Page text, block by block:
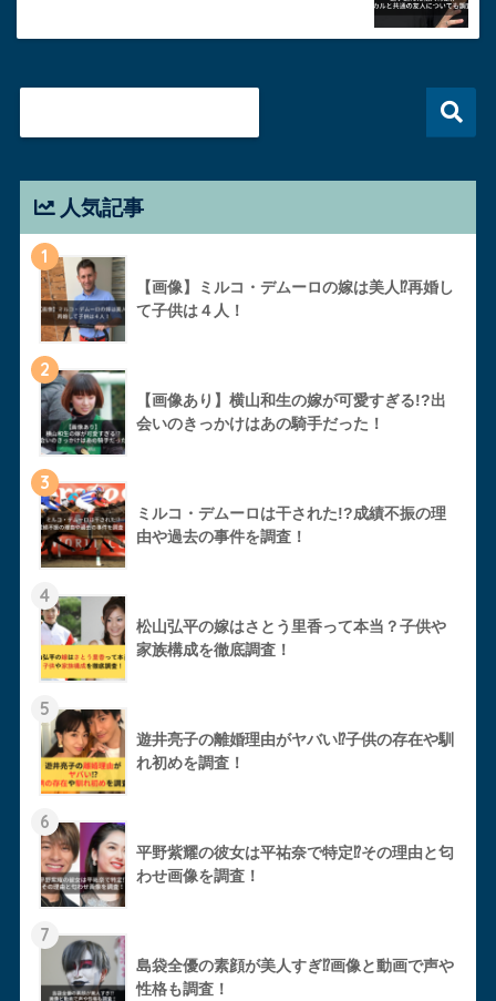
人気記事
1
【画像】ミルコ・デムーロの嫁は美人⁉︎再婚し
て子供は４人！
2
【画像あり】横山和生の嫁が可愛すぎる!?出
会いのきっかけはあの騎手だった！
3
ミルコ・デムーロは干された!?成績不振の理
由や過去の事件を調査！
4
松山弘平の嫁はさとう里香って本当？子供や
家族構成を徹底調査！
5
遊井亮子の離婚理由がヤバい⁉︎子供の存在や馴
れ初めを調査！
6
平野紫耀の彼女は平祐奈で特定⁉︎その理由と匂
わせ画像を調査！
7
島袋全優の素顔が美人すぎ⁉︎画像と動画で声や
性格も調査！